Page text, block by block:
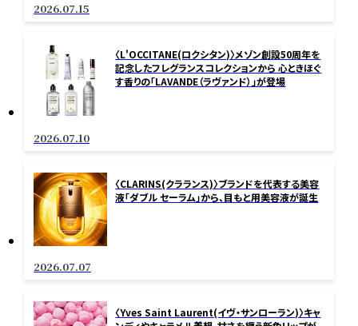
2026.07.15
〈L'OCCITANE(ロクシタン)〉メゾン創設50周年を
記念したフレグランスコレクションから 心ときほぐ
す香りの「LAVANDE（ラヴァンド）」が登場
2026.07.10
〈CLARINS(クラランス)〉ブランドを代表する美容
液「ダブル セーラム」から、目もと用美容液が誕生
2026.07.07
〈Yves Saint Laurent(イヴ・サンローラン)〉キャ